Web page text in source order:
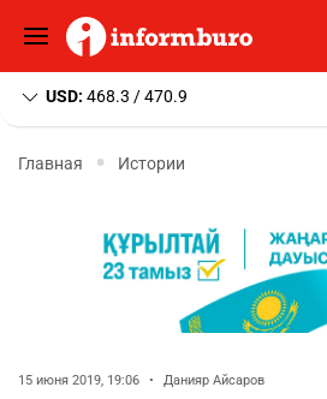
USD: 468.3 / 470.9
Главная Истории
15 июня 2019, 19:06 • Данияр Айсаров